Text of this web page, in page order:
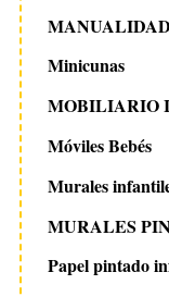
Minicunas
MOBILIARIO
Móviles Bebés
Murales
MURALES
Papel pintado